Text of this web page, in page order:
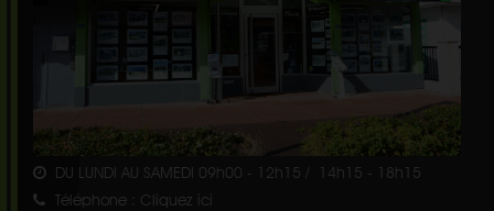
DU LUNDI AU SAMEDI 09h00 - 12h15 / 14h15 - 18h15
Téléphone : Cliquez ici